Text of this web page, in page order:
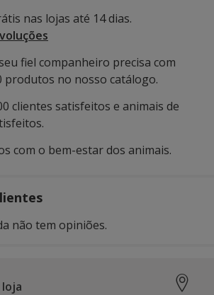
nas lojas até 14 dias.
fiel companheiro precisa com
produtos no nosso catálogo.
clientes satisfeitos e animais de
com o bem-estar dos animais.
não tem opiniões.